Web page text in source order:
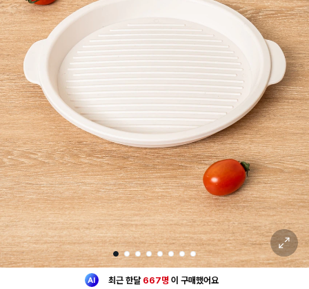
1 2 3 4 5 6 7 8
확대 보기
최근 한달667명이구매했어요
30대 여성 이 가장 많이구매했어요